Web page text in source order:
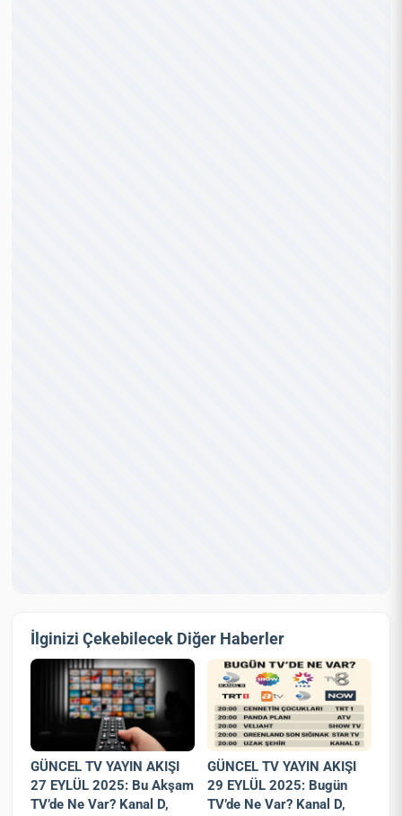
İlginizi Çekebilecek Diğer Haberler
GÜNCEL TV YAYIN AKIŞI
27 EYLÜL 2025: Bu Akşam
TV’de Ne Var? Kanal D,
GÜNCEL TV YAYIN AKIŞI
29 EYLÜL 2025: Bugün
TV’de Ne Var? Kanal D,